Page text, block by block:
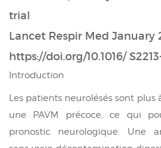
trial
Lancet Respir Med January
https://doi.org/10.1016/
Introduction
Les patients neurolésés sont plus
une PAVM précoce, ce qui
pronostic neurologique. Une